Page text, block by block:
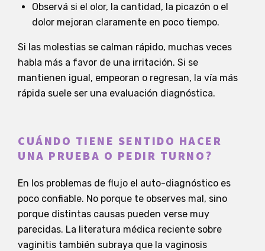
Observá si el olor, la cantidad, la picazón o el
dolor mejoran claramente en poco tiempo.
Si las molestias se calman rápido, muchas veces
habla más a favor de una irritación. Si se
mantienen igual, empeoran o regresan, la vía más
rápida suele ser una evaluación diagnóstica.
CUÁNDO TIENE SENTIDO HACER
UNA PRUEBA O PEDIR TURNO?
En los problemas de flujo el auto-diagnóstico es
poco confiable. No porque te observes mal, sino
porque distintas causas pueden verse muy
parecidas. La literatura médica reciente sobre
vaginitis también subraya que la vaginosis